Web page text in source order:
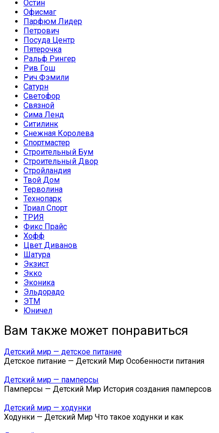
Остин
Офисмаг
Парфюм Лидер
Петрович
Посуда Центр
Пятерочка
Ральф Рингер
Рив Гош
Рич Фэмили
Сатурн
Светофор
Связной
Сима Ленд
Ситилинк
Снежная Королева
Спортмастер
Строительный Бум
Строительный Двор
Стройландия
Твой Дом
Терволина
Технопарк
Триал Спорт
ТРИЯ
Фикс Прайс
Хофф
Цвет Диванов
Шатура
Экзист
Экко
Эконика
Эльдорадо
ЭТМ
Юничел
Вам также может понравиться
Детский мир — детское питание
Детское питание — Детский Мир Особенности питания
Детский мир — памперсы
Памперсы — Детский Мир История создания памперсов
Детский мир — ходунки
Ходунки — Детский Мир Что такое ходунки и как